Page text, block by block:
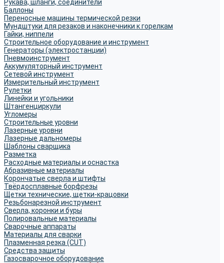
Рукава, шланги, соединители
Баллоны
Переносные машины термической резки
Мундштуки для резаков и наконечники к горелкам
Гайки, ниппели
Строительное оборудование и инструмент
Генераторы (электростанции)
Пневмоинструмент
Аккумуляторный инструмент
Сетевой инструмент
Измерительный инструмент
Рулетки
Линейки и угольники
Штангенциркули
Угломеры
Строительные уровни
Лазерные уровни
Лазерные дальномеры
Шаблоны сварщика
Разметка
Расходные материалы и оснастка
Абразивные материалы
Корончатые сверла и штифты
Твёрдосплавные борфрезы
Щетки технические, щетки-крацовки
Резьбонарезной инструмент
Сверла, коронки и буры
Полировальные материалы
Сварочные аппараты
Материалы для сварки
Плазменная резка (CUT)
Средства защиты
Газосварочное оборудование